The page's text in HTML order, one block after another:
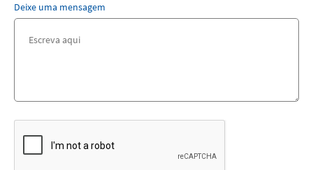
Deixe uma mensagem